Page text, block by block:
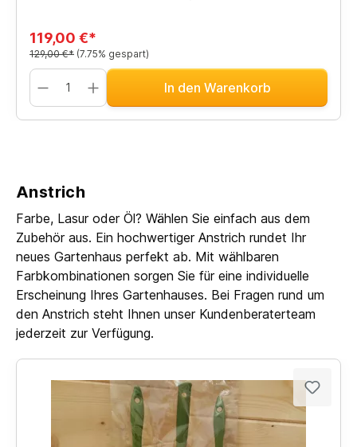
119,00 €*
129,00 €* (7.75% gespart)
In den Warenkorb
Anstrich
Farbe, Lasur oder Öl? Wählen Sie einfach aus dem
Zubehör aus. Ein hochwertiger Anstrich rundet Ihr
neues Gartenhaus perfekt ab. Mit wählbaren
Farbkombinationen sorgen Sie für eine individuelle
Erscheinung Ihres Gartenhauses. Bei Fragen rund um
den Anstrich steht Ihnen unser Kundenberaterteam
jederzeit zur Verfügung.